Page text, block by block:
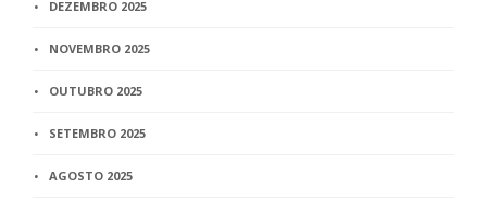
DEZEMBRO 2025
NOVEMBRO 2025
OUTUBRO 2025
SETEMBRO 2025
AGOSTO 2025